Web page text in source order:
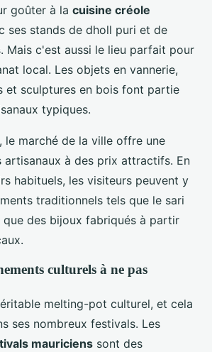
goûter à la cuisine créole
ses stands de dholl puri et de
Mais c'est aussi le lieu parfait pour
local. Les objets en vannerie,
et sculptures en bois font partie
typiques.
le marché de la ville offre une
à des prix attractifs. En
habituels, les visiteurs peuvent y
traditionnels tels que le sari
que des bijoux fabriqués à partir
culturels à ne pas
melting-pot culturel, et cela
ses nombreux festivals. Les
mauriciens sont des